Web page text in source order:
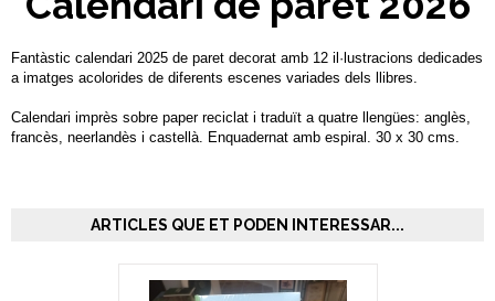
Fantàstic calendari 2025 de paret decorat amb 12 il·lustracions dedicades
a imatges acolorides de diferents escenes variades dels llibres.
Calendari imprès sobre paper reciclat i traduït a quatre llengües: anglès,
francès, neerlandès i castellà. Enquadernat amb espiral. 30 x 30 cms.
ARTICLES QUE ET PODEN INTERESSAR...